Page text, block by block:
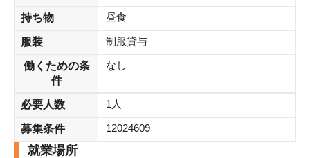
※弊社規定上週に20時間以上の勤務が必要となります。
時給1500円+交通費実費支給
毎月15日締め月末支払
当日働いた分を翌日に前借りすることができる即払いサービ
スが利用できます！
持ち物 昼食
服装 制服貸与
働くための条
件
なし
必要人数 1人
募集条件 12024609
就業場所